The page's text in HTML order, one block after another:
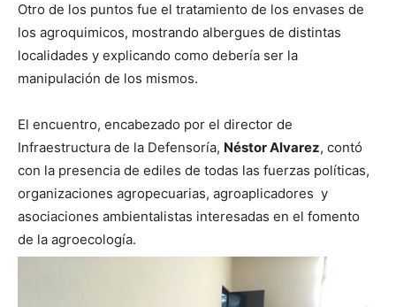
Otro de los puntos fue el tratamiento de los envases de
los agroquimicos, mostrando albergues de distintas
localidades y explicando como debería ser la
manipulación de los mismos.
El encuentro, encabezado por el director de
Infraestructura de la Defensoría, Néstor Alvarez, contó
con la presencia de ediles de todas las fuerzas políticas,
organizaciones agropecuarias, agroaplicadores y
asociaciones ambientalistas interesadas en el fomento
de la agroecología.